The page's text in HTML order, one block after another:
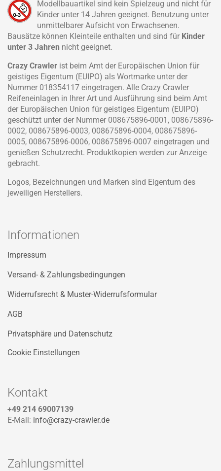
Modellbauartikel sind kein Spielzeug und nicht für
Kinder unter 14 Jahren geeignet. Benutzung unter
unmittelbarer Aufsicht von Erwachsenen.
Bausätze können Kleinteile enthalten und sind für Kinder
unter 3 Jahren nicht geeignet.
Crazy Crawler ist beim Amt der Europäischen Union für
geistiges Eigentum (EUIPO) als Wortmarke unter der
Nummer 018354117 eingetragen. Alle Crazy Crawler
Reifeneinlagen in Ihrer Art und Ausführung sind beim Amt
der Europäischen Union für geistiges Eigentum (EUIPO)
geschützt unter der Nummer 008675896-0001, 008675896-
0002, 008675896-0003, 008675896-0004, 008675896-
0005, 008675896-0006, 008675896-0007 eingetragen und
genießen Schutzrecht. Produktkopien werden zur Anzeige
gebracht.
Logos, Bezeichnungen und Marken sind Eigentum des
jeweiligen Herstellers.
Informationen
Impressum
Versand- & Zahlungsbedingungen
Widerrufsrecht & Muster-Widerrufsformular
AGB
Privatsphäre und Datenschutz
Cookie Einstellungen
Kontakt
+49 214 69007139
E-Mail: info@crazy-crawler.de
Zahlungsmittel